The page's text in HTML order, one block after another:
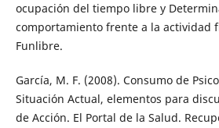
ocupación del tiempo libre y
comportamiento frente a la actividad
Funlibre.
García, M. F. (2008). Consumo de
Situación Actual, elementos para
de Acción. El Portal de la Salud.